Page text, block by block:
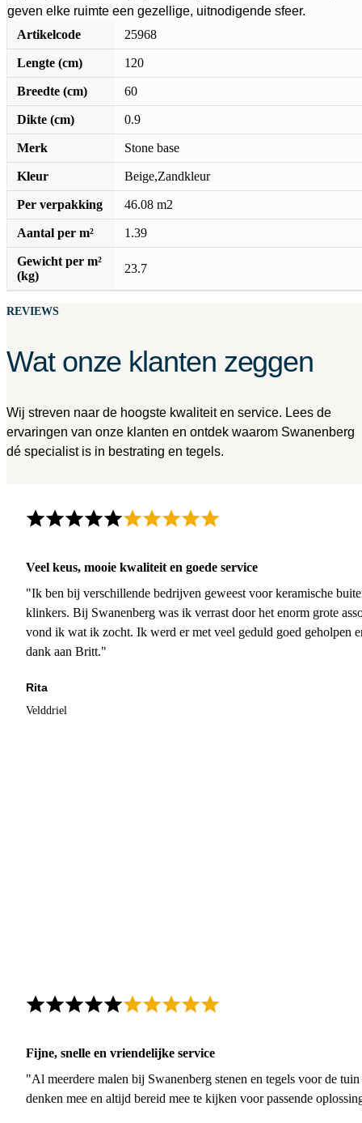
geven elke ruimte een gezellige, uitnodigende sfeer.
Artikelcode
25968
Lengte (cm) 120
Breedte (cm) 60
Dikte (cm) 0.9
Merk Stone base
Kleur Beige,Zandkleur
Per verpakking 46.08 m2
Aantal per m² 1.39
Gewicht per m²
(kg)
23.7
REVIEWS
Wat onze klanten zeggen
Wij streven naar de hoogste kwaliteit en service. Lees de
ervaringen van onze klanten en ontdek waarom Swanenberg
dé specialist is in bestrating en tegels.
Veel keus, mooie kwaliteit en goede service
"Ik ben bij verschillende bedrijven geweest voor keramische
klinkers. Bij Swanenberg was ik verrast door het enorm grote
vond ik wat ik zocht. Ik werd er met veel geduld goed geholpen
dank aan Britt."
Rita
Velddriel
Fijne, snelle en vriendelijke service
"Al meerdere malen bij Swanenberg stenen en tegels voor de
denken mee en altijd bereid mee te kijken voor passende